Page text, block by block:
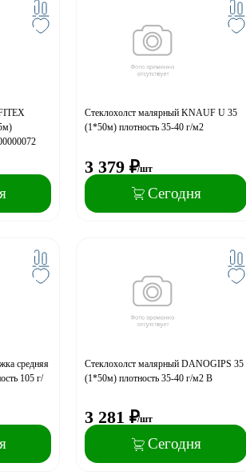
Стеклохолст малярный KNAUF U 35
(1*50м) плотность 35-40 г/м2
3 379 ₽/шт
Сегодня
средняя
105 г/
Стеклохолст малярный DANOGIPS 35
(1*50м) плотность 35-40 г/м2 В
3 281 ₽/шт
Сегодня